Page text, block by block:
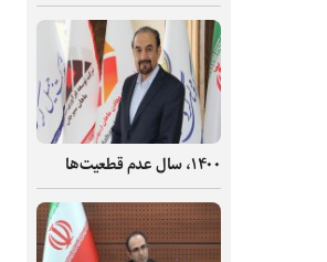
۱۴۰۰، سال عدم قطعیت‌ها